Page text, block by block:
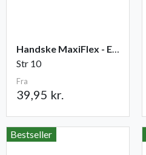
Handske MaxiFlex - Elite
Str 10
Fra
39,95 kr.
Bestseller